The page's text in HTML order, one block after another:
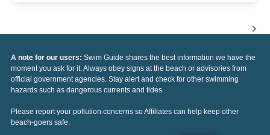
A note for our users: Swim Guide shares the best information we have the
moment you ask for it. Always obey signs at the beach or advisories from
official government agencies. Stay alert and check for other swimming
hazards such as dangerous currents and tides.
Please report your pollution concerns so Affiliates can help keep other
beach-goers safe.